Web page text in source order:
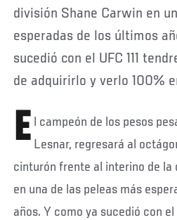
división Shane Carwin en
esperadas de los últimos
sucedió con el UFC 111
de adquirirlo y verlo 100%
E
l campeón de los pesos
Lesnar, regresará al
cinturón frente al interino de la
en una de las peleas más
años. Y como ya sucedió con el